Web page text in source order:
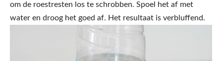
om de roestresten los te schrobben. Spoel het af met
water en droog het goed af. Het resultaat is verbluffend.